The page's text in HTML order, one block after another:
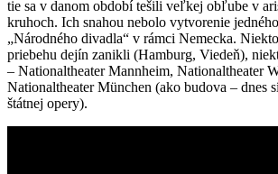
tie sa v danom období tešili veľkej obľube v
kruhoch. Ich snahou nebolo vytvorenie
„Národného divadla“ v rámci Nemecka.
priebehu dejín zanikli (Hamburg, Viedeň),
– Nationaltheater Mannheim, Nationaltheater
Nationaltheater München (ako budova – dnes
štátnej opery).